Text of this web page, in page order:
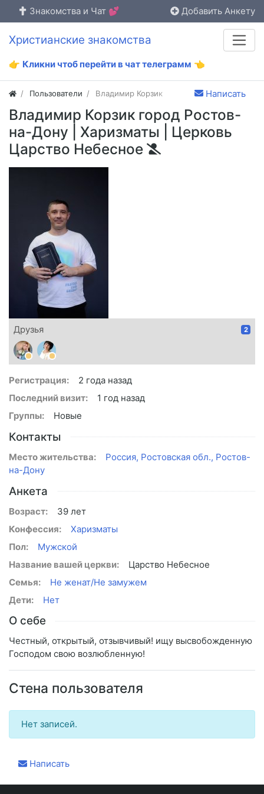
Знакомства и Чат 💕 Добавить Анкету
Христианские знакомства
👉 Кликни чтоб перейти в чат телеграмм 👈
Пользователи Владимир Корзик Написать
Владимир Корзик город Ростов-
на-Дону | Харизматы | Церковь
Царство Небесное
Друзья 2
Регистрация:
2 года назад
Последний визит:
1 год назад
Группы:
Новые
Контакты
Место жительства:
Россия, Ростовская обл., Ростов-
на-Дону
Анкета
Возраст:
39 лет
Конфессия:
Харизматы
Пол:
Мужской
Название вашей церкви:
Царство Небесное
Семья:
Не женат/Не замужем
Дети:
Нет
О себе
Честный, открытый, отзывчивый! ищу высвобожденную
Господом свою возлюбленную!
Стена пользователя
Нет записей.
Написать